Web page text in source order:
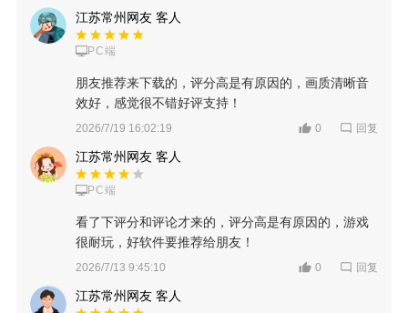
江苏常州网友 客人
PC端
朋友推荐来下载的，评分高是有原因的，画质清晰音
效好，感觉很不错好评支持！
2026/7/19 16:02:19 0 回复
江苏常州网友 客人
PC端
看了下评分和评论才来的，评分高是有原因的，游戏
很耐玩，好软件要推荐给朋友！
2026/7/13 9:45:10 0 回复
江苏常州网友 客人